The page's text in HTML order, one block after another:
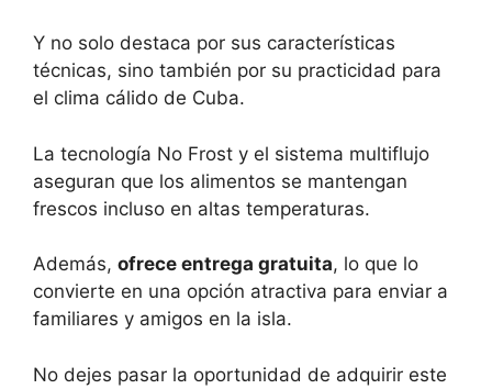
Y no solo destaca por sus características
técnicas, sino también por su practicidad para
el clima cálido de Cuba.
La tecnología No Frost y el sistema multiflujo
aseguran que los alimentos se mantengan
frescos incluso en altas temperaturas.
Además, ofrece entrega gratuita, lo que lo
convierte en una opción atractiva para enviar a
familiares y amigos en la isla.
No dejes pasar la oportunidad de adquirir este